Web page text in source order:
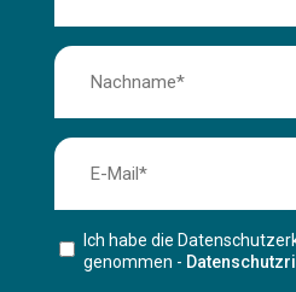
Ich habe die
genommen -